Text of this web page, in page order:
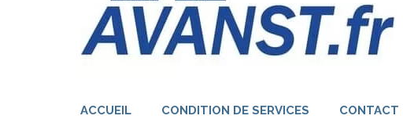
ACCUEIL CONDITION DE SERVICES CONTACT